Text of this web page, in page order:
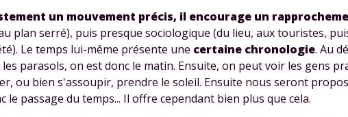
un mouvement précis, il encourage un
plan serré), puis presque sociologique (du lieu, aux touristes,
Le temps lui-même présente une certaine chronologie. Au
parasols, on est donc le matin. Ensuite, on peut voir les gens
ou bien s'assoupir, prendre le soleil. Ensuite nous seront
le passage du temps... Il offre cependant bien plus que cela.